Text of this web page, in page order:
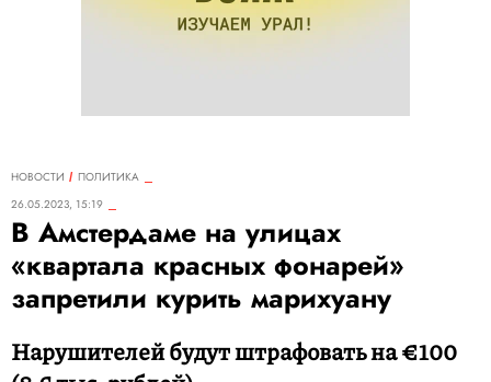
НОВОСТИ
ПОЛИТИКА
26.05.2023, 15:19
В Амстердаме на улицах
«квартала красных фонарей»
запретили курить марихуану
Нарушителей будут штрафовать на €100